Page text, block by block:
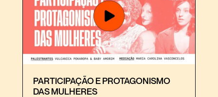
PARTICIPAÇÃO E PROTAGONISMO
DAS MULHERES